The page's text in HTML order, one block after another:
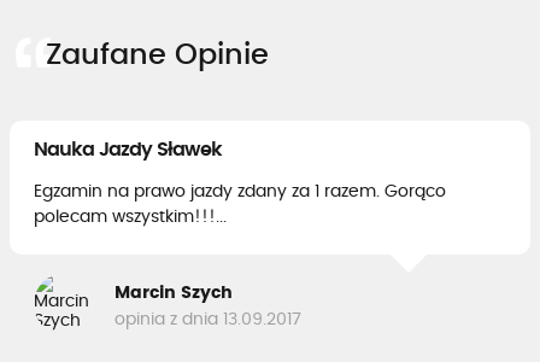
Zaufane Opinie
Nauka Jazdy Sławek
Egzamin na prawo jazdy zdany za 1 razem. Gorąco
polecam wszystkim!!!...
Marcin Szych
opinia z dnia 13.09.2017